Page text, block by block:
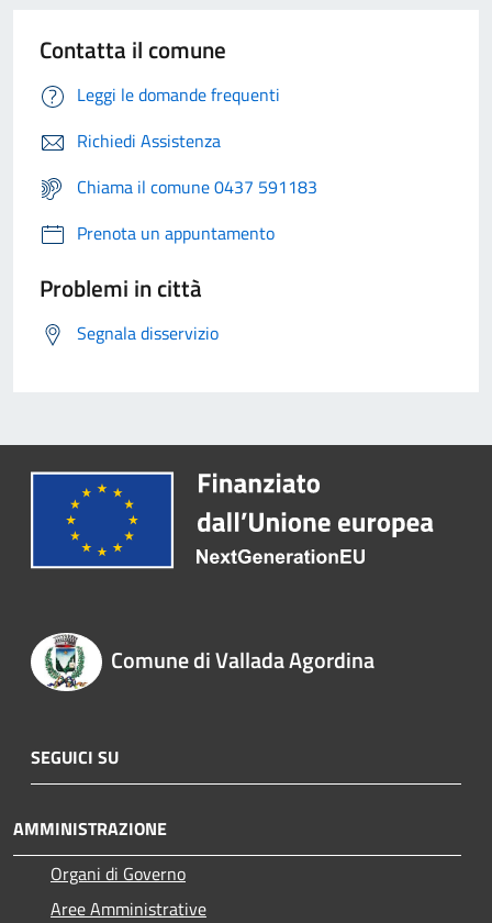
Contatta il comune
Leggi le domande frequenti
Richiedi Assistenza
Chiama il comune 0437 591183
Prenota un appuntamento
Problemi in città
Segnala disservizio
Comune di Vallada Agordina
SEGUICI SU
AMMINISTRAZIONE
Organi di Governo
Aree Amministrative